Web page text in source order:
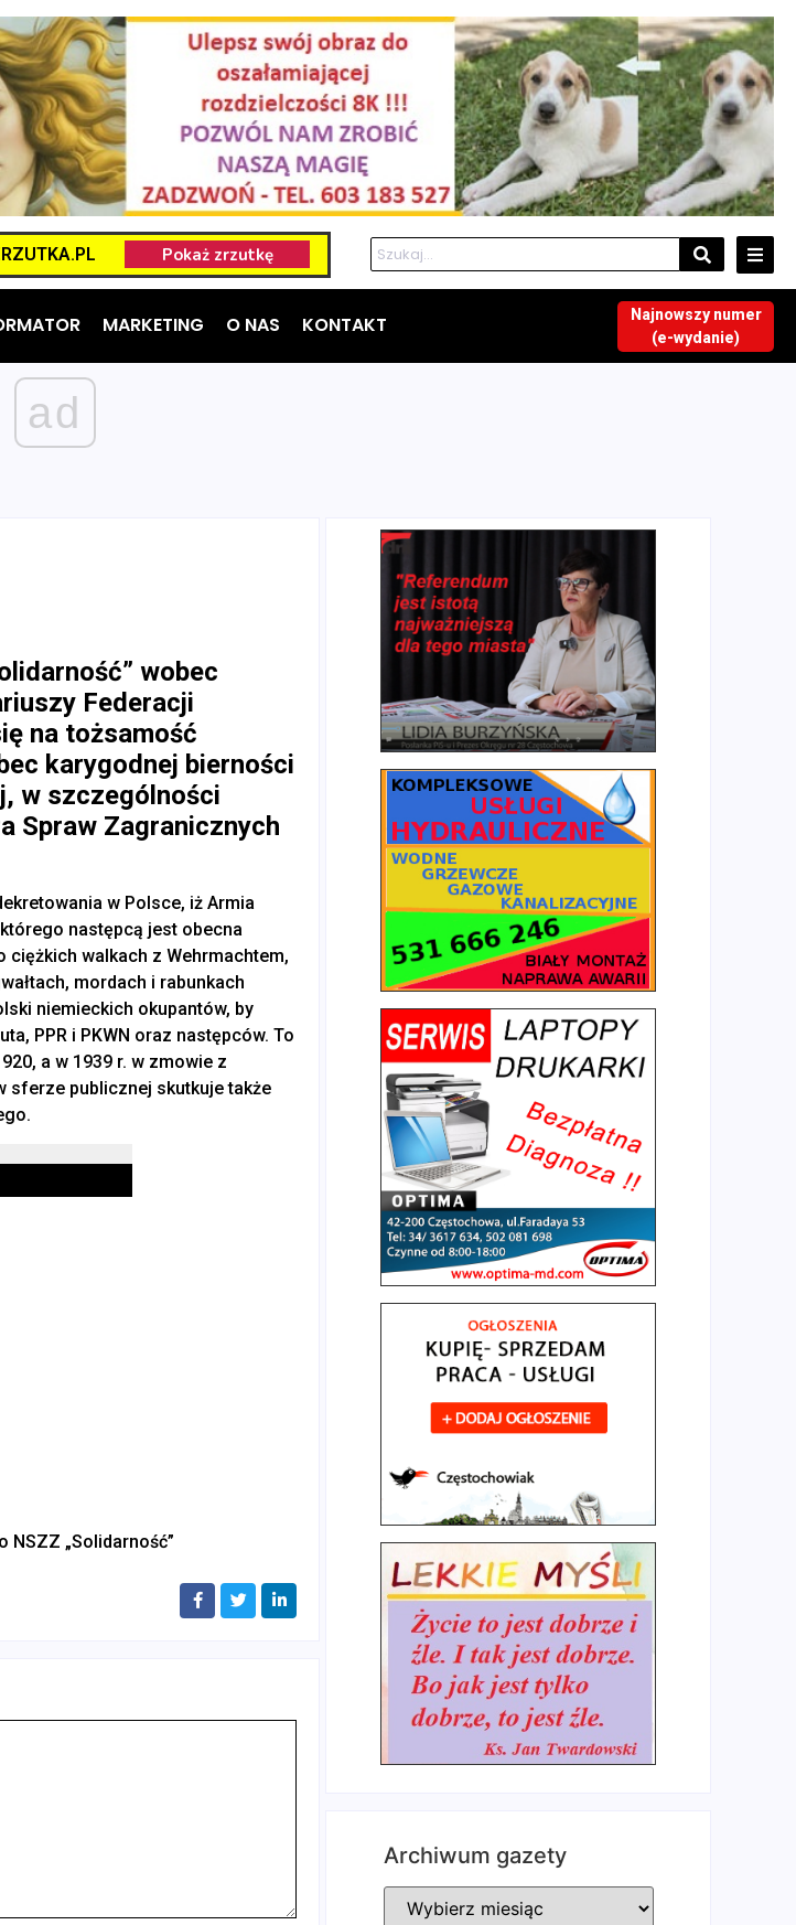
MARKETING O NAS KONTAKT
Najnowszy numer
(e-wydanie)
ad
wobec
Federacji
na tożsamość
karygodnej bierności
w szczególności
Spraw Zagranicznych
w Polsce, iż Armia
następcą jest obecna
ciężkich walkach z Wehrmachtem,
mordach i rabunkach
niemieckich okupantów, by
PPR i PKWN oraz następców. To
a w 1939 r. w zmowie z
sferze publicznej skutkuje także
„Solidarność”
Archiwum gazety